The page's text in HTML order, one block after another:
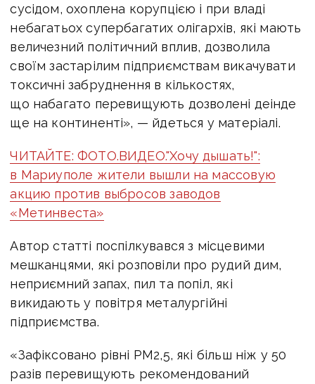
сусідом, охоплена корупцією і при владі
небагатьох супербагатих олігархів, які мають
величезний політичний вплив, дозволила
своїм застарілим підприємствам викачувати
токсичні забруднення в кількостях,
що набагато перевищують дозволені деінде
ще на континенті», — йдеться у матеріалі.
ЧИТАЙТЕ: ФОТО.ВИДЕО."Хочу дышать!":
в Мариуполе жители вышли на массовую
акцию против выбросов заводов
«Метинвеста»
Автор статті поспілкувався з місцевими
мешканцями, які розповіли про рудий дим,
неприємний запах, пил та попіл, які
викидають у повітря металургійні
підприємства.
«Зафіксовано рівні PM2,5, які більш ніж у 50
разів перевищують рекомендований